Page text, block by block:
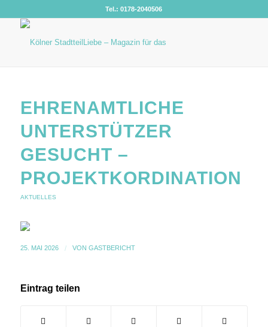
Tel.: 0178-2040506
EHRENAMTLICHE
UNTERSTÜTZER
GESUCHT –
PROJEKTKORDINATION
AKTUELLES
25. MAI 2026 / VON GASTBERICHT
Eintrag teilen